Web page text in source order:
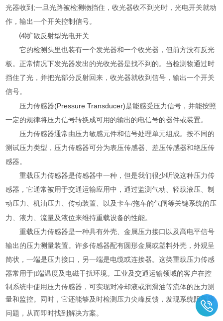
光器收到 ;一旦光路被检测物挡住，收光器收不到光时，光电开关就动
作，输出一个开关控制信号。
⑷扩散反射型光电开关
它的检测头里也装有一个发光器和一个收光器，但前方没有反光
板。正常情况下发光器发出的光收光器是找不到的。当检测物通过时
挡住了光，并把光部分反射回来，收光器就收到信号，输出一个开关
信号。
压力传感器(Pressure Transducer)是能感受压力信号，并能按照
一定的规律将压力信号转换成可用的输出的电信号的器件或装置。
压力传感器通常由压力敏感元件和信号处理单元组成。按不同的
测试压力类型，压力传感器可分为表压传感器、差压传感器和绝压传
感器。
重载压力传感器是传感器中一种，但是我们很少听说这种压力传
感器，它通常被用于交通运输应用中，通过监测气动、轻载液压、制
动压力、机油压力、传动装置、以及卡车/拖车的气闸等关键系统的压
力、液力、流量及液位来维持重载设备的性能。
重载压力传感器是一种具有外壳、金属压力接口以及高电平信号
输出的压力测量装置。许多传感器配有圆形金属或塑料外壳，外观呈
筒状，一端是压力接口，另一端是电缆或连接器。这类重载压力传感
器常用于ji端温度及电磁干扰环境。工业及交通运输领域的客户在控
制系统中使用压力传感器，可实现对冷却液或润滑油等流体的压力测
量和监控。同时，它还能够及时检测 压力 尖峰反馈，发现系统阻塞等
问题，从而即时找到解决方案。